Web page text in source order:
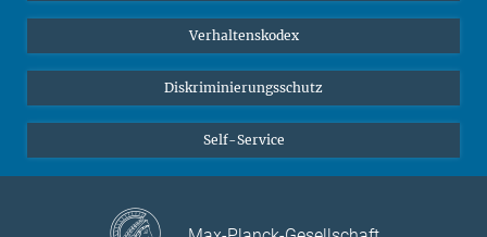
Öffentlichkeit
Alumnae | Alumni
Verhaltenskodex
Diskriminierungsschutz
Self-Service